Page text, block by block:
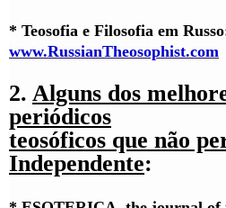
* Teosofia e Filosofia em
www.RussianTheosophist.com
2. Alguns dos
periódicos
teosóficos que não
Independente: